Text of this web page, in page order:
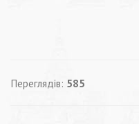
Переглядів: 585